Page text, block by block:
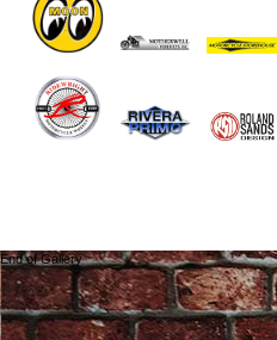
End of Gallery